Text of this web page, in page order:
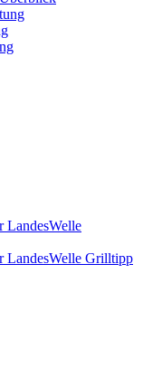
LandesWelle
LandesWelle Grilltipp